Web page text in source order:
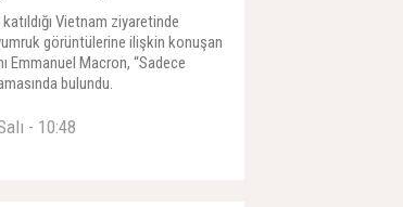
Vietnam ziyaretinde
görüntülerine ilişkin konuşan
Emmanuel Macron, “Sadece
bulundu.
- 10:48